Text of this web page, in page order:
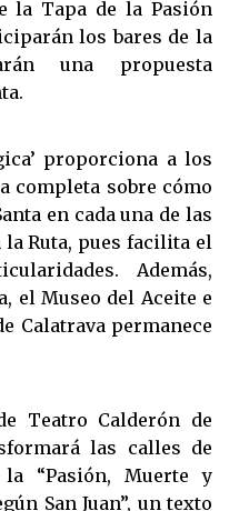
la Tapa de la Pasión
los bares de la
una propuesta
proporciona a los
completa sobre cómo
en cada una de las
Ruta, pues facilita el
Además,
el Museo del Aceite e
Calatrava permanece
Teatro Calderón de
las calles de
“Pasión, Muerte y
San Juan”, un texto